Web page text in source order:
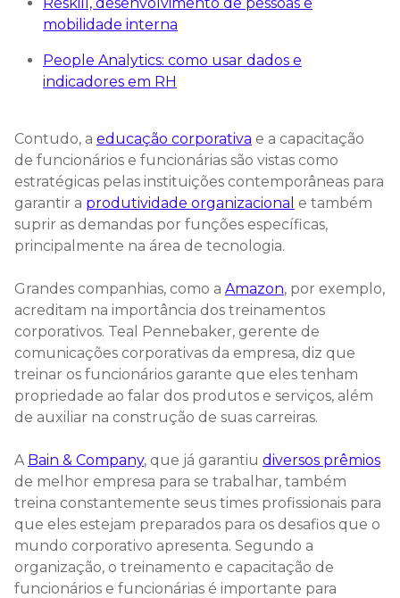
Reskill, desenvolvimento de pessoas e
mobilidade interna
People Analytics: como usar dados e
indicadores em RH
Contudo, a educação corporativa e a capacitação
de funcionários e funcionárias são vistas como
estratégicas pelas instituições contemporâneas para
garantir a produtividade organizacional e também
suprir as demandas por funções específicas,
principalmente na área de tecnologia.
Grandes companhias, como a Amazon, por exemplo,
acreditam na importância dos treinamentos
corporativos. Teal Pennebaker, gerente de
comunicações corporativas da empresa, diz que
treinar os funcionários garante que eles tenham
propriedade ao falar dos produtos e serviços, além
de auxiliar na construção de suas carreiras.
A Bain & Company, que já garantiu diversos prêmios
de melhor empresa para se trabalhar, também
treina constantemente seus times profissionais para
que eles estejam preparados para os desafios que o
mundo corporativo apresenta. Segundo a
organização, o treinamento e capacitação de
funcionários e funcionárias é importante para